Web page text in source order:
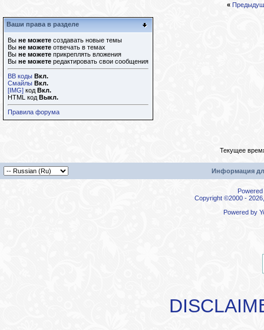
«
Ваши права в разделе
Вы не можете создавать новые темы
Вы не можете отвечать в темах
Вы не можете прикреплять вложения
Вы не можете редактировать свои сообщения
BB коды Вкл.
Смайлы Вкл.
[IMG] код Вкл.
HTML код Выкл.
Правила форума
Текущее
Информация
Copyright ©2000 -
Powered by